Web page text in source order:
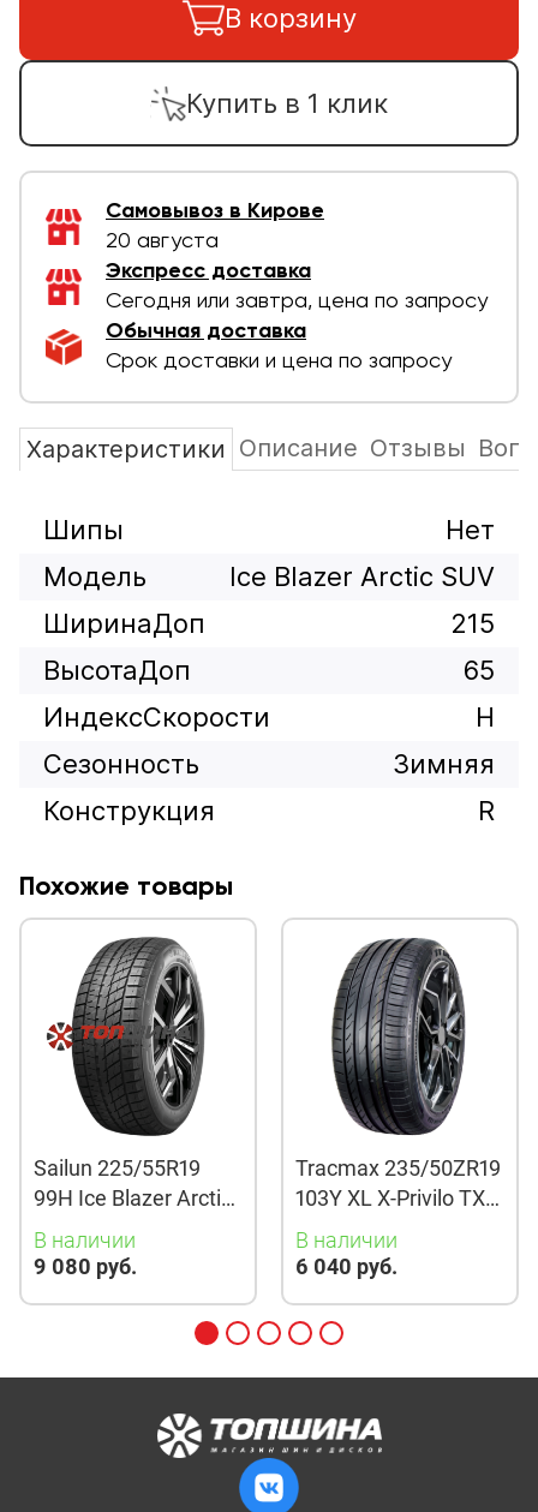
В корзину
Купить в 1 клик
Самовывоз в Кирове
20 августа
Экспресс доставка
Сегодня или завтра, цена по запросу
Обычная доставка
Срок доставки и цена по запросу
Характеристики Описание Отзывы
Шипы
Нет
Модель
Ice Blazer Arctic SUV
ШиринаДоп
215
ВысотаДоп
65
ИндексСкорости
H
Сезонность
Зимняя
Конструкция
R
Похожие товары
Sailun 225/55R19
99H Ice Blazer Arctic
Evo TL
В наличии
9 080 руб.
Tracmax 235/50ZR19
103Y XL X-Privilo TX3
TL
В наличии
6 040 руб.